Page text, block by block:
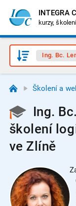
INTEGRA
kurzy,
Ing. Bc.
Školení a
Ing.
školení
ve Zlíně